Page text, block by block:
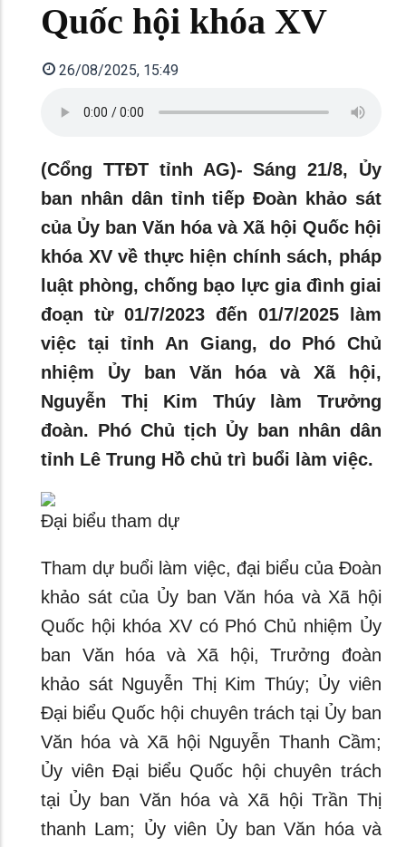
Quốc hội khóa XV
26/08/2025, 15:49
(Cổng TTĐT tỉnh AG)- Sáng 21/8, Ủy
ban nhân dân tỉnh tiếp Đoàn khảo sát
của Ủy ban Văn hóa và Xã hội Quốc hội
khóa XV về thực hiện chính sách, pháp
luật phòng, chống bạo lực gia đình giai
đoạn từ 01/7/2023 đến 01/7/2025 làm
việc tại tỉnh An Giang, do Phó Chủ
nhiệm Ủy ban Văn hóa và Xã hội,
Nguyễn Thị Kim Thúy làm Trưởng
đoàn. Phó Chủ tịch Ủy ban nhân dân
tỉnh Lê Trung Hồ chủ trì buổi làm việc.
Đại biểu tham dự
Tham dự buổi làm việc, đại biểu của Đoàn
khảo sát của Ủy ban Văn hóa và Xã hội
Quốc hội khóa XV có Phó Chủ nhiệm Ủy
ban Văn hóa và Xã hội, Trưởng đoàn
khảo sát Nguyễn Thị Kim Thúy; Ủy viên
Đại biểu Quốc hội chuyên trách tại Ủy ban
Văn hóa và Xã hội Nguyễn Thanh Cầm;
Ủy viên Đại biểu Quốc hội chuyên trách
tại Ủy ban Văn hóa và Xã hội Trần Thị
thanh Lam; Ủy viên Ủy ban Văn hóa và